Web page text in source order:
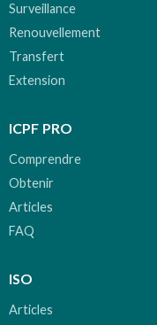
Surveillance
Renouvellement
Transfert
Extension
ICPF PRO
Comprendre
Obtenir
Articles
FAQ
ISO
Articles